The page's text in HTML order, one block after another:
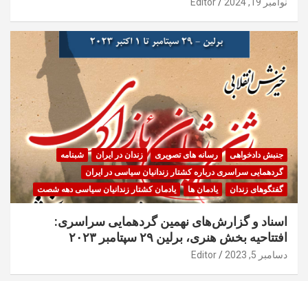
جنبش دادخواهی رسانه های تصویری زندان در ایران
شبنامه
گردهمایی سراسری درباره کشتار زندانیان سیاسی در ایران
گفتگوهای زندان
یادمان ها یادمان کشتار زندانیان سیاسی دهه شصت
اسناد و گزارش‌های نهمین گردهمایی سراسری:
افتتاحیه بخش هنری، برلین ۲۹ سپتامبر ۲۰۲۳
دسامبر 5, 2023 Editor